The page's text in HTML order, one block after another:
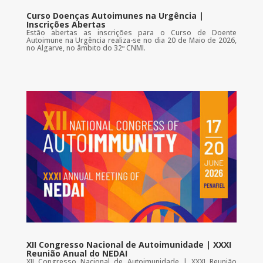
Curso Doenças Autoimunes na Urgência |
Inscrições Abertas
Estão abertas as inscrições para o Curso de Doente
Autoimune na Urgência realiza-se no dia 20 de Maio de 2026,
no Algarve, no âmbito do 32º CNMI.
XII Congresso Nacional de Autoimunidade | XXXI
Reunião Anual do NEDAI